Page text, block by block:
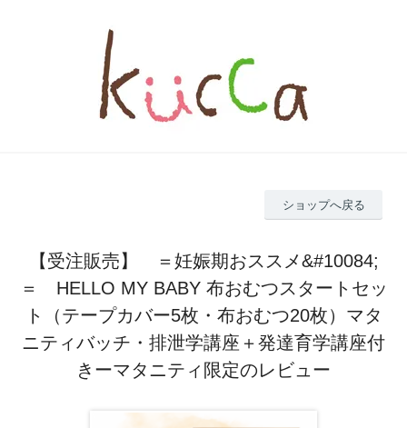
ショップへ戻る
【受注販売】 ＝妊娠期おススメ&#10084;
＝ HELLO MY BABY 布おむつスタートセッ
ト（テープカバー5枚・布おむつ20枚）マタ
ニティバッチ・排泄学講座＋発達育学講座付
きーマタニティ限定のレビュー